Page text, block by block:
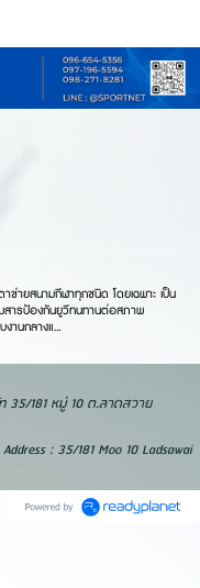
ข่ายสนามกีฬาทุกชนิด โดยเฉพาะ เป็น
สารป้องกันยูวีทนทานต่อสภาพ
านกลางแ...
181 หมู่ 10 ต.ลาดสวาย
: 35/181 Moo 10 Ladsawai